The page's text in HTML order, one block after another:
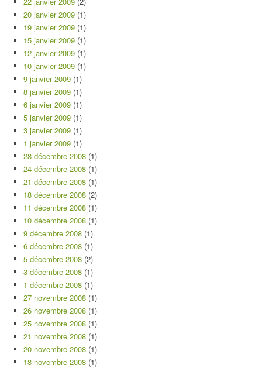
20 janvier 2009 (1)
19 janvier 2009 (1)
15 janvier 2009 (1)
12 janvier 2009 (1)
10 janvier 2009 (1)
9 janvier 2009 (1)
8 janvier 2009 (1)
6 janvier 2009 (1)
5 janvier 2009 (1)
3 janvier 2009 (1)
1 janvier 2009 (1)
28 décembre 2008 (1)
24 décembre 2008 (1)
21 décembre 2008 (1)
18 décembre 2008 (2)
11 décembre 2008 (1)
10 décembre 2008 (1)
9 décembre 2008 (1)
6 décembre 2008 (1)
5 décembre 2008 (2)
3 décembre 2008 (1)
1 décembre 2008 (1)
27 novembre 2008 (1)
26 novembre 2008 (1)
25 novembre 2008 (1)
21 novembre 2008 (1)
20 novembre 2008 (1)
18 novembre 2008 (1)